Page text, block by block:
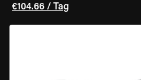
€104.66 / Tag